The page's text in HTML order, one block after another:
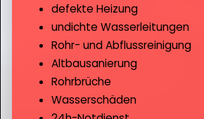
defekte Heizung
undichte Wasserleitungen
Rohr- und Abflussreinigung
Altbausanierung
Rohrbrüche
Wasserschäden